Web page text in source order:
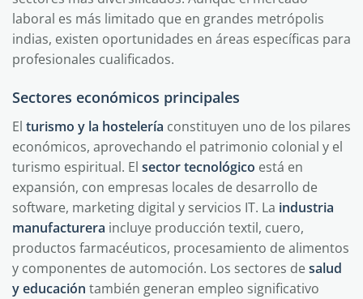
laboral es más limitado que en grandes metrópolis
indias, existen oportunidades en áreas específicas para
profesionales cualificados.
Sectores económicos principales
El turismo y la hostelería constituyen uno de los pilares
económicos, aprovechando el patrimonio colonial y el
turismo espiritual. El sector tecnológico está en
expansión, con empresas locales de desarrollo de
software, marketing digital y servicios IT. La industria
manufacturera incluye producción textil, cuero,
productos farmacéuticos, procesamiento de alimentos
y componentes de automoción. Los sectores desalud
y educación también generan empleo significativo